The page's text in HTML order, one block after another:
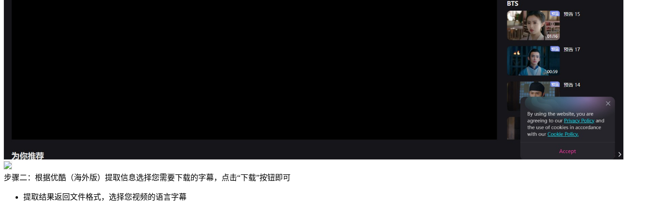
步骤二：根据优酷（海外版）提取信息选择您需要下载的字幕，点击“下载”按钮即可
提取结果返回文件格式，选择您视频的语言字幕